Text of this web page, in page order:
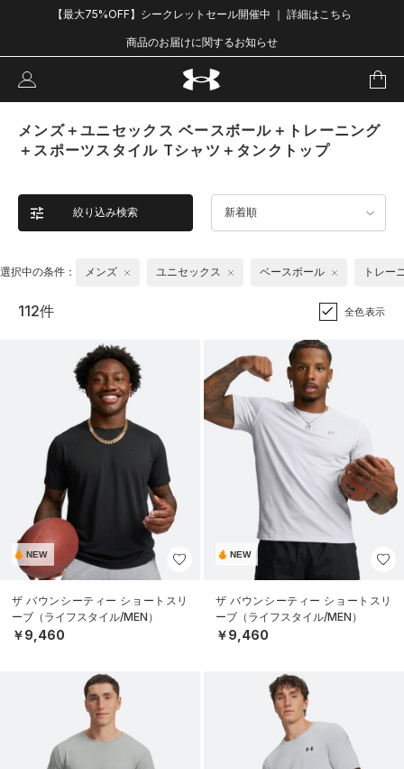
【最大75%OFF】シークレットセール開催中 ｜ 詳細はこちら
商品のお届けに関するお知らせ
メンズ＋ユニセックス ベースボール＋トレーニング
＋スポーツスタイル Tシャツ＋タンクトップ
絞り込み検索 新着順
選択中の条件： メンズ ユニセックス ベースボール トレー
112件 全色表示
NEW
ザ バウンシーティー ショートスリ
ーブ（ライフスタイル/MEN）
￥9,460
NEW
ザ バウンシーティー ショートスリ
ーブ（ライフスタイル/MEN）
￥9,460